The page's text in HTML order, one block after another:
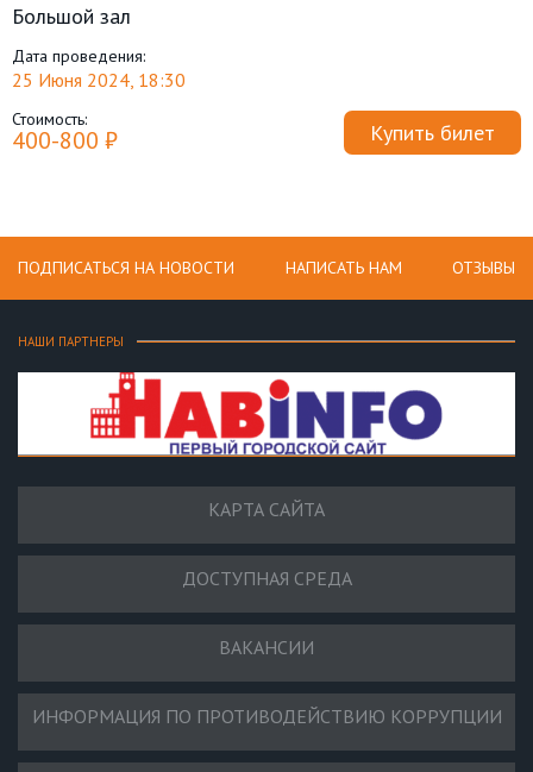
Большой зал
Дата проведения:
25 Июня 2024, 18:30
Стоимость:
400-800 ₽ Купить билет
ПОДПИСАТЬСЯ НА НОВОСТИ НАПИСАТЬ НАМ ОТЗЫВЫ
НАШИ ПАРТНЕРЫ
КАРТА САЙТА
ДОСТУПНАЯ СРЕДА
ВАКАНСИИ
ИНФОРМАЦИЯ ПО ПРОТИВОДЕЙСТВИЮ КОРРУПЦИИ